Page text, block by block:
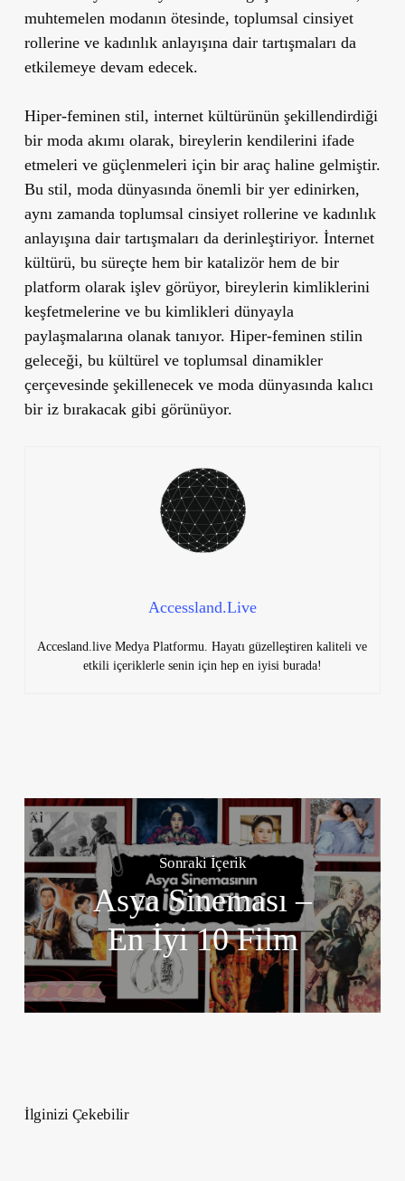
muhtemelen modanın ötesinde, toplumsal cinsiyet
rollerine ve kadınlık anlayışına dair tartışmaları da
etkilemeye devam edecek.
Hiper-feminen stil, internet kültürünün şekillendirdiği
bir moda akımı olarak, bireylerin kendilerini ifade
etmeleri ve güçlenmeleri için bir araç haline gelmiştir.
Bu stil, moda dünyasında önemli bir yer edinirken,
aynı zamanda toplumsal cinsiyet rollerine ve kadınlık
anlayışına dair tartışmaları da derinleştiriyor. İnternet
kültürü, bu süreçte hem bir katalizör hem de bir
platform olarak işlev görüyor, bireylerin kimliklerini
keşfetmelerine ve bu kimlikleri dünyayla
paylaşmalarına olanak tanıyor. Hiper-feminen stilin
geleceği, bu kültürel ve toplumsal dinamikler
çerçevesinde şekillenecek ve moda dünyasında kalıcı
bir iz bırakacak gibi görünüyor.
Accessland.Live
Accesland.live Medya Platformu. Hayatı güzelleştiren kaliteli ve
etkili içeriklerle senin için hep en iyisi burada!
Sonraki İçerik
Asya Sineması –
En İyi 10 Film
İlginizi Çekebilir